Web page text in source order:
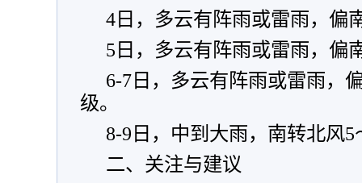
4日，多云有阵雨或雷雨，偏
5日，多云有阵雨或雷雨，偏
6-7日，多云有阵雨或雷雨，
级。
8-9日，中到大雨，南转北风
二、关注与建议